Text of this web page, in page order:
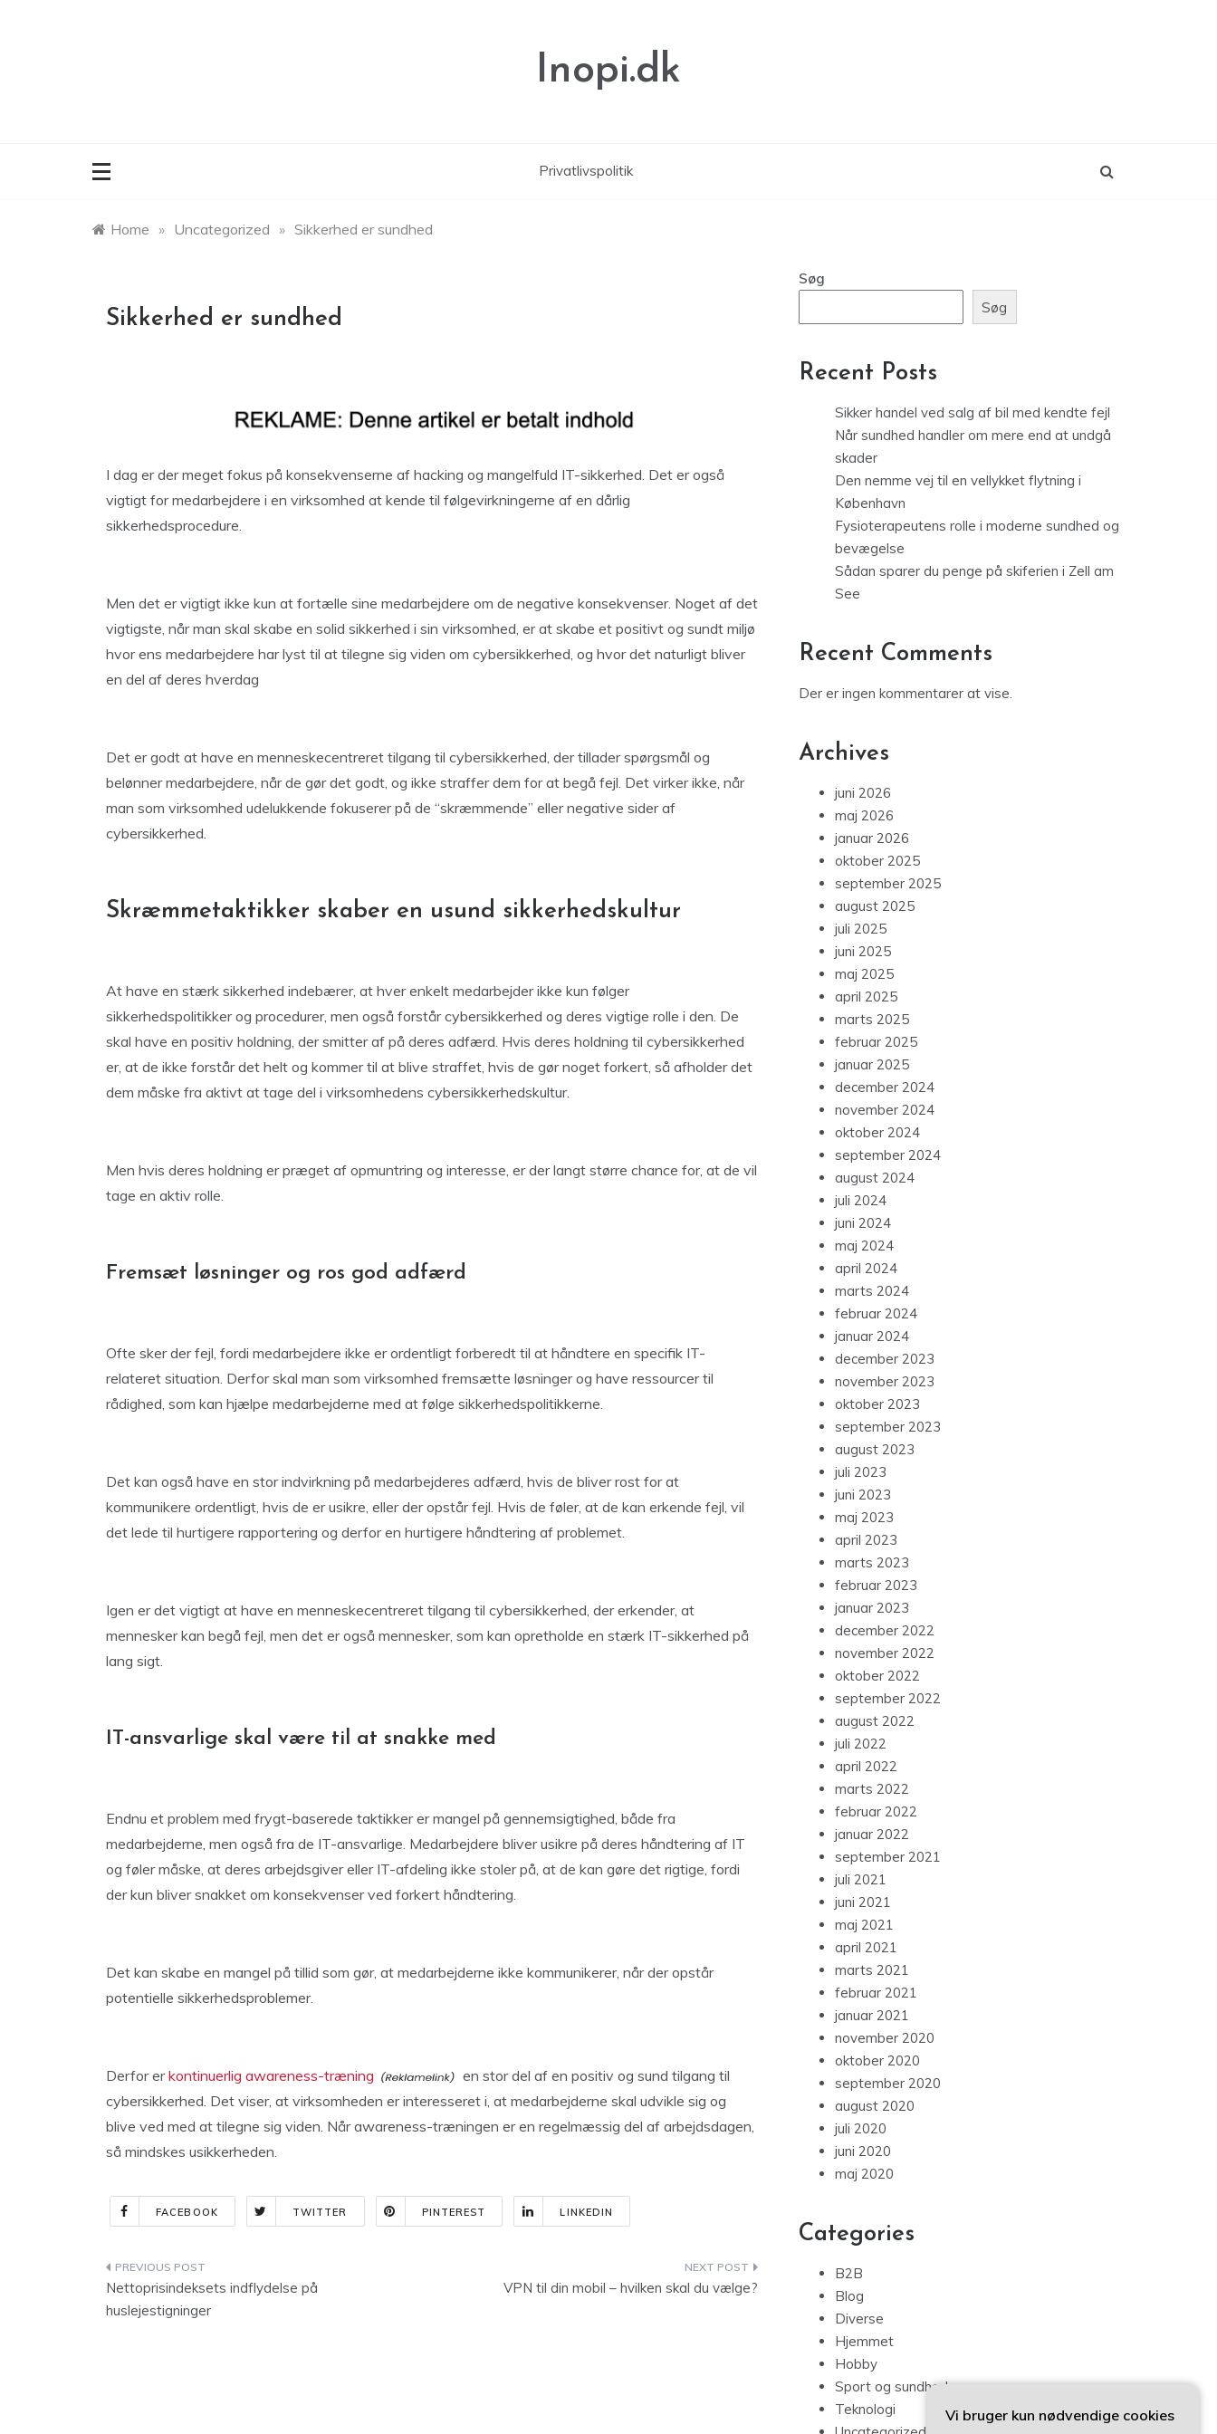
Inopi.dk
Privatlivspolitik
Home » Uncategorized » Sikkerhed er sundhed
Sikkerhed er sundhed
I dag er der meget fokus på konsekvenserne af hacking og mangelfuld IT-sikkerhed. Det er også
vigtigt for medarbejdere i en virksomhed at kende til følgevirkningerne af en dårlig
sikkerhedsprocedure.
Men det er vigtigt ikke kun at fortælle sine medarbejdere om de negative konsekvenser. Noget af det
vigtigste, når man skal skabe en solid sikkerhed i sin virksomhed, er at skabe et positivt og sundt miljø
hvor ens medarbejdere har lyst til at tilegne sig viden om cybersikkerhed, og hvor det naturligt bliver
en del af deres hverdag
Det er godt at have en menneskecentreret tilgang til cybersikkerhed, der tillader spørgsmål og
belønner medarbejdere, når de gør det godt, og ikke straffer dem for at begå fejl. Det virker ikke, når
man som virksomhed udelukkende fokuserer på de “skræmmende” eller negative sider af
cybersikkerhed.
Skræmmetaktikker skaber en usund sikkerhedskultur
At have en stærk sikkerhed indebærer, at hver enkelt medarbejder ikke kun følger
sikkerhedspolitikker og procedurer, men også forstår cybersikkerhed og deres vigtige rolle i den. De
skal have en positiv holdning, der smitter af på deres adfærd. Hvis deres holdning til cybersikkerhed
er, at de ikke forstår det helt og kommer til at blive straffet, hvis de gør noget forkert, så afholder det
dem måske fra aktivt at tage del i virksomhedens cybersikkerhedskultur.
Men hvis deres holdning er præget af opmuntring og interesse, er der langt større chance for, at de vil
tage en aktiv rolle.
Fremsæt løsninger og ros god adfærd
Ofte sker der fejl, fordi medarbejdere ikke er ordentligt forberedt til at håndtere en specifik IT-
relateret situation. Derfor skal man som virksomhed fremsætte løsninger og have ressourcer til
rådighed, som kan hjælpe medarbejderne med at følge sikkerhedspolitikkerne.
Det kan også have en stor indvirkning på medarbejderes adfærd, hvis de bliver rost for at
kommunikere ordentligt, hvis de er usikre, eller der opstår fejl. Hvis de føler, at de kan erkende fejl, vil
det lede til hurtigere rapportering og derfor en hurtigere håndtering af problemet.
Igen er det vigtigt at have en menneskecentreret tilgang til cybersikkerhed, der erkender, at
mennesker kan begå fejl, men det er også mennesker, som kan opretholde en stærk IT-sikkerhed på
lang sigt.
IT-ansvarlige skal være til at snakke med
Endnu et problem med frygt-baserede taktikker er mangel på gennemsigtighed, både fra
medarbejderne, men også fra de IT-ansvarlige. Medarbejdere bliver usikre på deres håndtering af IT
og føler måske, at deres arbejdsgiver eller IT-afdeling ikke stoler på, at de kan gøre det rigtige, fordi
der kun bliver snakket om konsekvenser ved forkert håndtering.
Det kan skabe en mangel på tillid som gør, at medarbejderne ikke kommunikerer, når der opstår
potentielle sikkerhedsproblemer.
Derfor erkontinuerlig awareness-træning
en stor del af en positiv og sund tilgang til
cybersikkerhed. Det viser, at virksomheden er interesseret i, at medarbejderne skal udvikle sig og
blive ved med at tilegne sig viden. Når awareness-træningen er en regelmæssig del af arbejdsdagen,
så mindskes usikkerheden.
FACEBOOK TWITTER PINTEREST LINKEDIN
Indlægsnavigation
Nettoprisindeksets indflydelse på
huslejestigninger
VPN til din mobil – hvilken skal du vælge?
Søg
Søg
Recent Posts
Sikker handel ved salg af bil med kendte fejl
Når sundhed handler om mere end at undgå
skader
Den nemme vej til en vellykket flytning i
København
Fysioterapeutens rolle i moderne sundhed og
bevægelse
Sådan sparer du penge på skiferien i Zell am
See
Recent Comments
Der er ingen kommentarer at vise.
Archives
juni 2026
maj 2026
januar 2026
oktober 2025
september 2025
august 2025
juli 2025
juni 2025
maj 2025
april 2025
marts 2025
februar 2025
januar 2025
december 2024
november 2024
oktober 2024
september 2024
august 2024
juli 2024
juni 2024
maj 2024
april 2024
marts 2024
februar 2024
januar 2024
december 2023
november 2023
oktober 2023
september 2023
august 2023
juli 2023
juni 2023
maj 2023
april 2023
marts 2023
februar 2023
januar 2023
december 2022
november 2022
oktober 2022
september 2022
august 2022
juli 2022
april 2022
marts 2022
februar 2022
januar 2022
september 2021
juli 2021
juni 2021
maj 2021
april 2021
marts 2021
februar 2021
januar 2021
november 2020
oktober 2020
september 2020
august 2020
juli 2020
juni 2020
maj 2020
Categories
B2B
Blog
Diverse
Hjemmet
Hobby
Sport og sundhed
Teknologi
Vi bruger kun nødvendige cookies